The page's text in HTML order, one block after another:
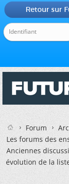
Retour sur
Forum
Les forums des
Anciennes
évolution de la